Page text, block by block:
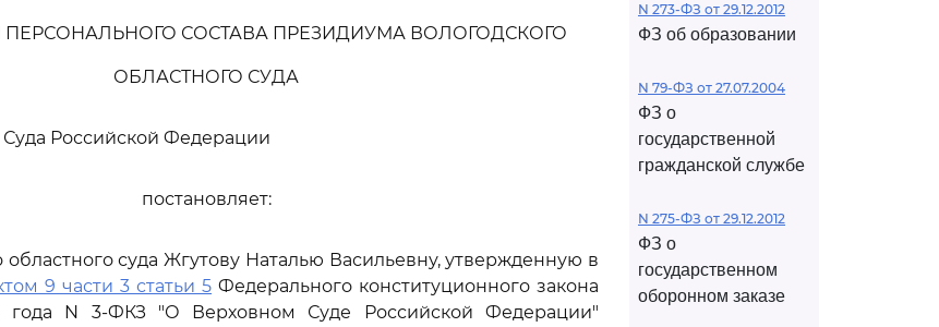
СОСТАВА ПРЕЗИДИУМА ВОЛОГОДСКОГО
ОБЛАСТНОГО СУДА
Российской Федерации
постановляет:
областного суда Жгутову Наталью Васильевну, утвержденную в
9 части 3 статьи 5 Федерального конституционного закона
года N 3-ФКЗ "О Верховном Суде Российской Федерации"
N 273-ФЗ от 29.12.2012
ФЗ об образовании
N 79-ФЗ от 27.07.2004
ФЗ о
государственной
гражданской службе
N 275-ФЗ от 29.12.2012
ФЗ о
государственном
оборонном заказе